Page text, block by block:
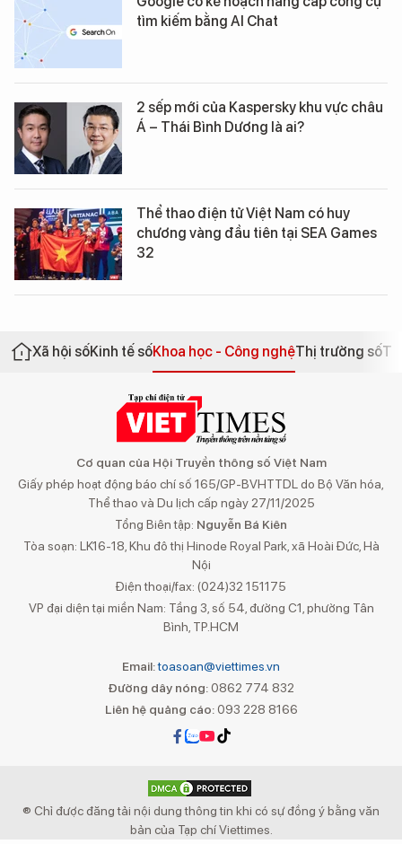
tìm kiếm bằng AI Chat
2 sếp mới của Kaspersky khu vực châu
Á – Thái Bình Dương là ai?
Thể thao điện tử Việt Nam có huy
chương vàng đầu tiên tại SEA Games
32
Xã hội sốKinh tế sốKhoa học - Công nghệThị trường số
Cơ quan của Hội Truyền thông số Việt Nam
Giấy phép hoạt động báo chí số 165/GP-BVHTTDL do Bộ Văn hóa,
Thể thao và Du lịch cấp ngày 27/11/2025
Tổng Biên tập: Nguyễn Bá Kiên
Tòa soạn: LK16-18, Khu đô thị Hinode Royal Park, xã Hoài Đức, Hà
Nội
Điện thoại/fax: (024)32 151175
VP đại diện tại miền Nam: Tầng 3, số 54, đường C1, phường Tân
Bình, TP.HCM
Email:toasoan@viettimes.vn
Đường dây nóng: 0862 774 832
Liên hệ quảng cáo:093 228 8166
® Chỉ được đăng tải nội dung thông tin khi có sự đồng ý bằng văn
bản của Tạp chí Viettimes.